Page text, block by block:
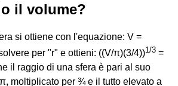
il volume?
si ottiene con l'equazione: V =
per "r" e ottieni: ((V/π)(3/4))1/3 =
il raggio di una sfera è pari al suo
moltiplicato per ¾ e il tutto elevato a